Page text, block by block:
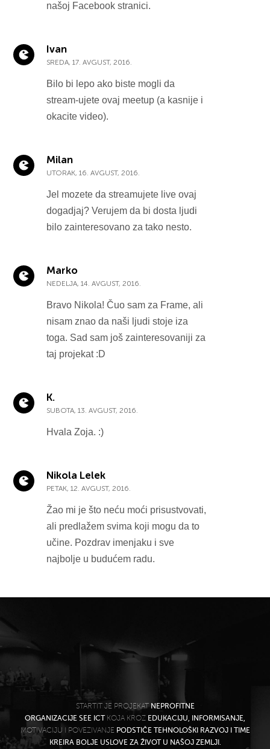
našoj Facebook stranici.
Ivan
SREDA, 17. AVGUST, 2016.
Bilo bi lepo ako biste mogli da
stream-ujete ovaj meetup (a kasnije i
okacite video).
Milan
UTORAK, 16. AVGUST, 2016.
Jel mozete da streamujete live ovaj
dogadjaj? Verujem da bi dosta ljudi
bilo zainteresovano za tako nesto.
Marko
NEDELJA, 14. AVGUST, 2016.
Bravo Nikola! Čuo sam za Frame, ali
nisam znao da naši ljudi stoje iza
toga. Sad sam još zainteresovaniji za
taj projekat :D
K.
SUBOTA, 13. AVGUST, 2016.
Hvala Zoja. :)
Nikola Lelek
PETAK, 12. AVGUST, 2016.
Žao mi je što neću moći prisustvovati,
ali predlažem svima koji mogu da to
učine. Pozdrav imenjaku i sve
najbolje u budućem radu.
STARTIT JE PROJEKAT NEPROFITNE
ORGANIZACIJE SEE ICTKOJA KROZ EDUKACIJU, INFORMISANJE,
MOTIVACIJU I POVEZIVANJE PODSTIČE TEHNOLOŠKI RAZVOJ I TIME
KREIRA BOLJE USLOVE ZA ŽIVOT U NAŠOJ ZEMLJI.